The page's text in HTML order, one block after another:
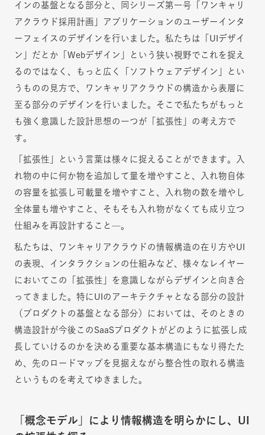
インの基盤となる部分と、同シリーズ第一号「ワンキャリ
アクラウド採用計画」アプリケーションのユーザーインタ
ーフェイスのデザインを行いました。私たちは「UIデザイ
ン」だとか「Webデザイン」という狭い視野でこれを捉え
るのではなく、もっと広く「ソフトウェアデザイン」とい
うものの見方で、ワンキャリアクラウドの構造から表層に
至る部分のデザインを行いました。そこで私たちがもっと
も強く意識した設計思想の一つが「拡張性」の考え方で
す。
「拡張性」という言葉は様々に捉えることができます。入
れ物の中に何か物を追加して量を増やすこと、入れ物自体
の容量を拡張し可載量を増やすこと、入れ物の数を増やし
全体量も増やすこと、そもそも入れ物がなくても成り立つ
仕組みを再設計すること—。
私たちは、ワンキャリアクラウドの情報構造の在り方やUI
の表現、インタラクションの仕組みなど、様々なレイヤー
においてこの「拡張性」を意識しながらデザインと向き合
ってきました。特にUIのアーキテクチャとなる部分の設計
（プロダクトの基盤となる部分）においては、そのときの
構造設計が今後このSaaSプロダクトがどのように拡張し成
長していけるのかを決める重要な基本構造にもなり得たた
め、先のロードマップを見据えながら整合性の取れる構造
というものを考えてゆきました。
「概念モデル」により情報構造を明らかにし、UI